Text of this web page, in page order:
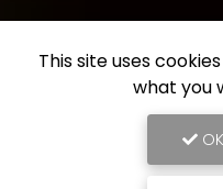
This site uses
what you